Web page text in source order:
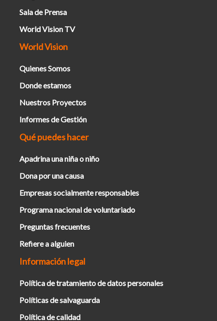
Sala de Prensa
World Vision TV
World Vision
Quienes Somos
Donde estamos
Nuestros Proyectos
Informes de Gestión
Qué puedes hacer
Apadrina una niña o niño
Dona por una causa
Empresas socialmente responsables
Programa nacional de voluntariado
Preguntas frecuentes
Refiere a alguien
Información legal
Política de tratamiento de datos personales
Políticas de salvaguarda
Política de calidad